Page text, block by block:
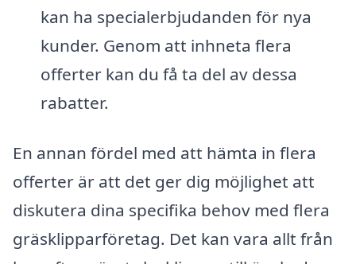
kan ha specialerbjudanden för nya
kunder. Genom att inhneta flera
offerter kan du få ta del av dessa
rabatter.
En annan fördel med att hämta in flera
offerter är att det ger dig möjlighet att
diskutera dina specifika behov med flera
gräsklipparföretag. Det kan vara allt från